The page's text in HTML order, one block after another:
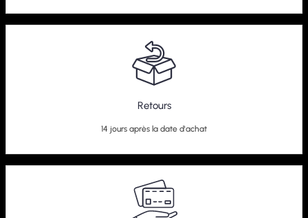
Retours
14 jours après la date d'achat